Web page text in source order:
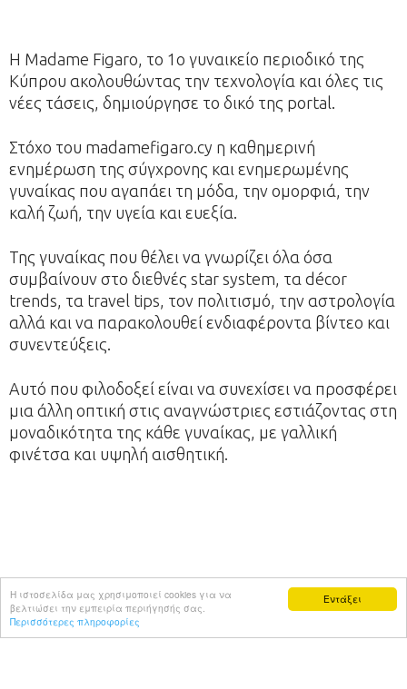
Εντάξει
Η ιστοσελίδα μας χρησιμοποιεί cookies για να
βελτιώσει την εμπειρία περιήγησής σας.
Περισσότερες πληροφορίες
H Madame Figaro, το 1o γυναικείο περιοδικό της
Κύπρου ακολουθώντας την τεχνολογία και όλες τις
νέες τάσεις, δημιούργησε το δικό της portal.
Στόχο του madamefigaro.cy η καθημερινή
ενημέρωση της σύγχρονης και ενημερωμένης
γυναίκας που αγαπάει τη μόδα, την ομορφιά, την
καλή ζωή, την υγεία και ευεξία.
Της γυναίκας που θέλει να γνωρίζει όλα όσα
συμβαίνουν στο διεθνές star system, τα décor
trends, τα travel tips, τον πολιτισμό, την αστρολογία
αλλά και να παρακολουθεί ενδιαφέροντα βίντεο και
συνεντεύξεις.
Αυτό που φιλοδοξεί είναι να συνεχίσει να προσφέρει
μια άλλη οπτική στις αναγνώστριες εστιάζοντας στη
μοναδικότητα της κάθε γυναίκας, με γαλλική
φινέτσα και υψηλή αισθητική.